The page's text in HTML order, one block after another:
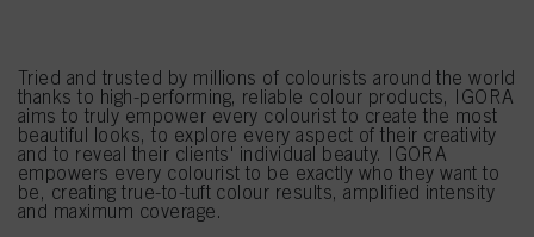
Tried and trusted by millions of colourists around the world
thanks to high-performing, reliable colour products, IGORA
aims to truly empower every colourist to create the most
beautiful looks, to explore every aspect of their creativity
and to reveal their clients' individual beauty. IGORA
empowers every colourist to be exactly who they want to
be, creating true-to-tuft colour results, amplified intensity
and maximum coverage.